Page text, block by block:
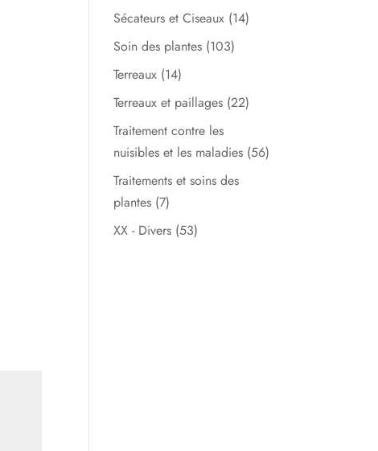
Sécateurs et Ciseaux (14)
Soin des plantes (103)
Terreaux (14)
Terreaux et paillages (22)
Traitement contre les
nuisibles et les maladies (56)
Traitements et soins des
plantes (7)
XX - Divers (53)